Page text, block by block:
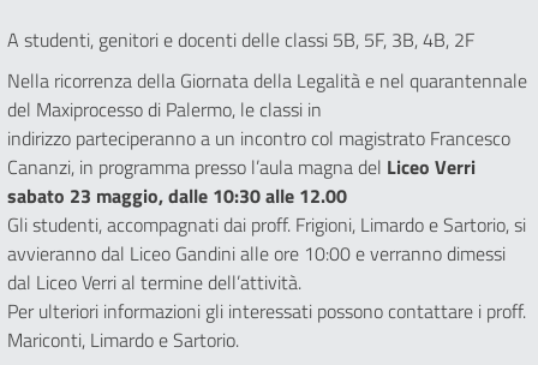
A studenti, genitori e docenti delle classi 5B, 5F, 3B, 4B, 2F
Nella ricorrenza della Giornata della Legalità e nel quarantennale
del Maxiprocesso di Palermo, le classi in
indirizzo parteciperanno a un incontro col magistrato Francesco
Cananzi, in programma presso l’aula magna del Liceo Verri
sabato 23 maggio, dalle 10:30 alle 12.00
Gli studenti, accompagnati dai proff. Frigioni, Limardo e Sartorio, si
avvieranno dal Liceo Gandini alle ore 10:00 e verranno dimessi
dal Liceo Verri al termine dell’attività.
Per ulteriori informazioni gli interessati possono contattare i proff.
Mariconti, Limardo e Sartorio.